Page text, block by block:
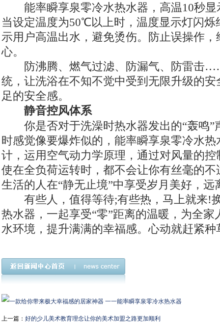
能率瞬享泉零冷水热水器，高温10秒显
当设定温度为50℃以上时，温度显示灯闪烁
示用户高温出水，避免烫伤。防止误操作
心。
防沸腾、燃气过滤、防漏气、防雷击
统，让洗浴在不知不觉中受到无限升级的
足的安全感。
静音控风体系
你是否对于洗澡时热水器发出的“轰鸣”
时感觉像要爆炸似的，能率瞬享泉零冷水
计，运用空气动力学原理，通过对风量的
使在全负荷运转时，都不会让你有丝毫的
生活的人在“静无止境”中享受岁月美好，远
有些人，值得等待;有些热，马上就来!
热水器，一起享受“零”距离的温暖，为全
水环境，提升满满的幸福感。心动就赶紧种
上一篇： 好的少儿美术教育理念让你的美术加盟之路更加顺利